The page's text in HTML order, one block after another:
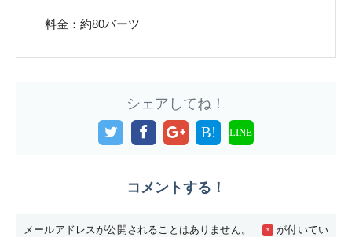
料金：約80バーツ
シェアしてね！
B! LINE
コメントする！
メールアドレスが公開されることはありません。 *
が付いてい